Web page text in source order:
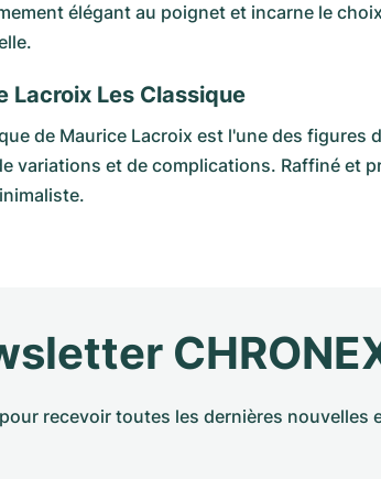
élégant au poignet et incarne le
Lacroix Les Classique
de Maurice Lacroix est l'une des figures
variations et de complications. Raffiné et
recevoir toutes les dernières nouvelles